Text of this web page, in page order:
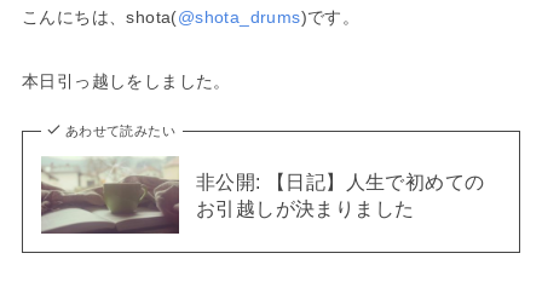
こんにちは、shota(@shota_drums)です。
本日引っ越しをしました。
あわせて読みたい
非公開: 【日記】人生で初めての
お引越しが決まりました